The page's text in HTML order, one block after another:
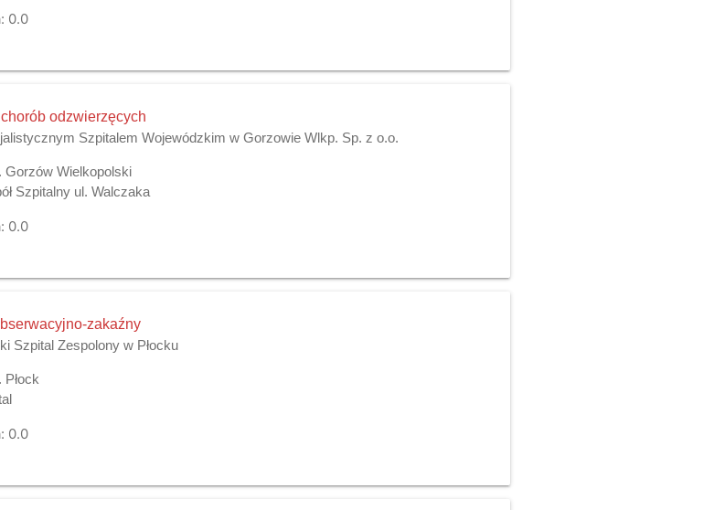
0.0
odzwierzęcych
Szpitalem Wojewódzkim w Gorzowie Wlkp. Sp. z o.o.
Gorzów Wielkopolski
Szpitalny ul. Walczaka
0.0
zakaźny
Szpital Zespolony w Płocku
Płock
0.0